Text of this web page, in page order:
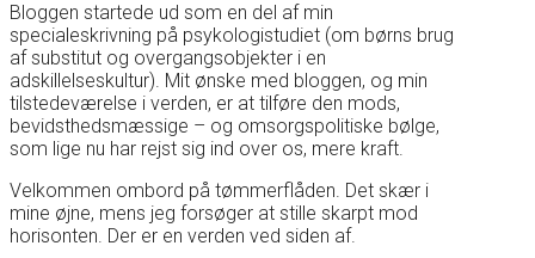
Bloggen startede ud som en del af min
specialeskrivning på psykologistudiet (om børns brug
af substitut og overgangsobjekter i en
adskillelseskultur). Mit ønske med bloggen, og min
tilstedeværelse i verden, er at tilføre den mods,
bevidsthedsmæssige – og omsorgspolitiske bølge,
som lige nu har rejst sig ind over os, mere kraft.
Velkommen ombord på tømmerflåden. Det skær i
mine øjne, mens jeg forsøger at stille skarpt mod
horisonten. Der er en verden ved siden af.